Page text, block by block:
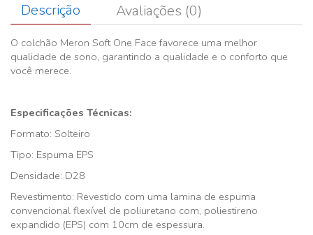
Descrição Avaliações (0)
O colchão Meron Soft One Face favorece uma melhor
qualidade de sono, garantindo a qualidade e o conforto que
você merece.
Especificações Técnicas:
Formato: Solteiro
Tipo: Espuma EPS
Densidade: D28
Revestimento: Revestido com uma lamina de espuma
convencional flexível de poliuretano com, poliestireno
expandido (EPS) com 10cm de espessura.